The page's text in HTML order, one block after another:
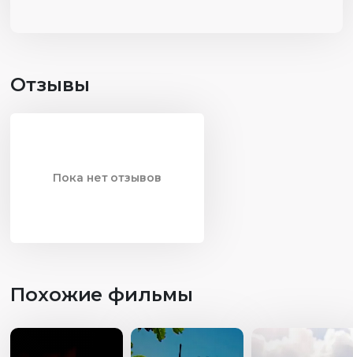
Отзывы
Пока нет отзывов
Похожие фильмы